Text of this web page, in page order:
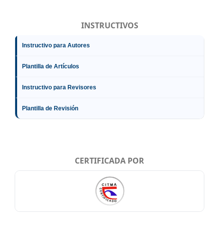
INSTRUCTIVOS
Instructivo para Autores
Plantilla de Artículos
Instructivo para Revisores
Plantilla de Revisión
CERTIFICADA POR